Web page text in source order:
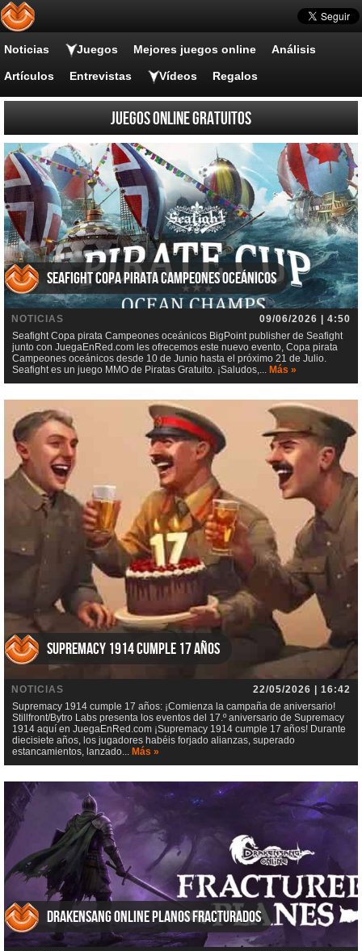
Noticias Juegos Mejores juegos online Análisis
Artículos Entrevistas Vídeos Regalos
Juegos online gratuitos
Seafight Copa pirata Campeones oceánicos
NOTICIAS
09/06/2026 | 4:50
Seafight Copa pirata Campeones oceánicos BigPoint publisher de Seafight
junto con JuegaEnRed.com les ofrecemos este nuevo evento, Copa pirata
Campeones oceánicos desde 10 de Junio hasta el próximo 21 de Julio.
Seafight es un juego MMO de Piratas Gratuito. ¡Saludos,... Más »
Supremacy 1914 cumple 17 años
NOTICIAS
22/05/2026 | 16:42
Supremacy 1914 cumple 17 años: ¡Comienza la campaña de aniversario!
Stillfront/Bytro Labs presenta los eventos del 17.º aniversario de Supremacy
1914 aquí en JuegaEnRed.com ¡Supremacy 1914 cumple 17 años! Durante
diecisiete años, los jugadores habéis forjado alianzas, superado
estancamientos, lanzado... Más »
Drakensang Online Planos fracturados